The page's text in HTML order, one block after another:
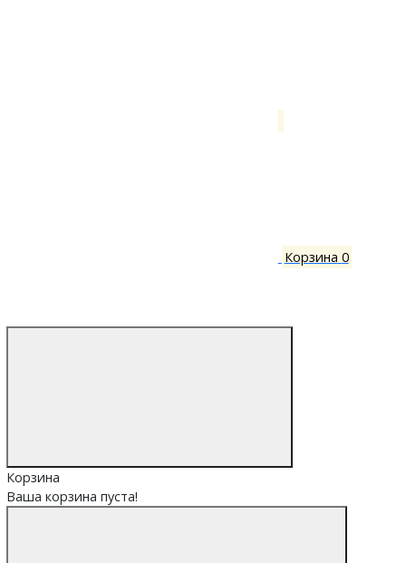
Корзина 0
Корзина
Ваша корзина пуста!